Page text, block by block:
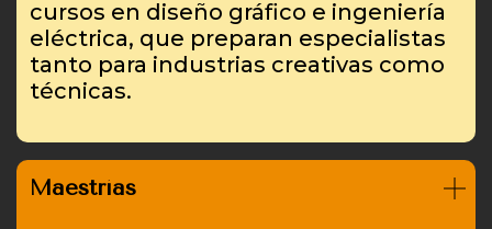
cursos en diseño gráfico e ingeniería
eléctrica, que preparan especialistas
tanto para industrias creativas como
técnicas.
Maestrías